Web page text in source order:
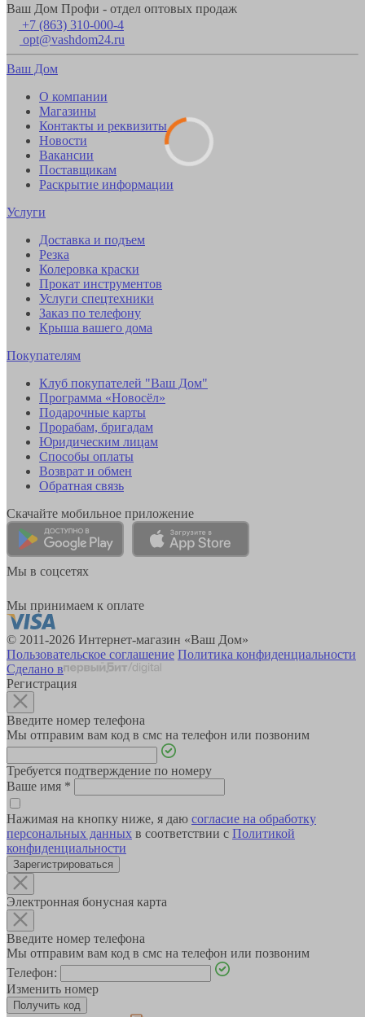
Ваш Дом Профи - отдел оптовых продаж
+7 (863) 310-000-4
opt@vashdom24.ru
Ваш Дом
О компании
Магазины
Контакты и реквизиты
Новости
Вакансии
Поставщикам
Раскрытие информации
Услуги
Доставка и подъем
Резка
Колеровка краски
Прокат инструментов
Услуги спецтехники
Заказ по телефону
Крыша вашего дома
Покупателям
Клуб покупателей "Ваш Дом"
Программа «Новосёл»
Подарочные карты
Прорабам, бригадам
Юридическим лицам
Способы оплаты
Возврат и обмен
Обратная связь
Скачайте мобильное приложение
Мы в соцсетях
Мы принимаем к оплате
© 2011-2026 Интернет-магазин «Ваш Дом»
Пользовательское соглашение Политика конфиденциальности
Сделано в
Регистрация
Введите номер телефона
Мы отправим вам код в смс на телефон или позвоним
Требуется подтверждение по номеру
Ваше имя *
Нажимая на кнопку ниже, я даю согласие на обработку
персональных данных в соответствии с Политикой
конфиденциальности
Зарегистрироваться
Электронная бонусная карта
Введите номер телефона
Мы отправим вам код в смс на телефон или позвоним
Телефон:
Изменить номер